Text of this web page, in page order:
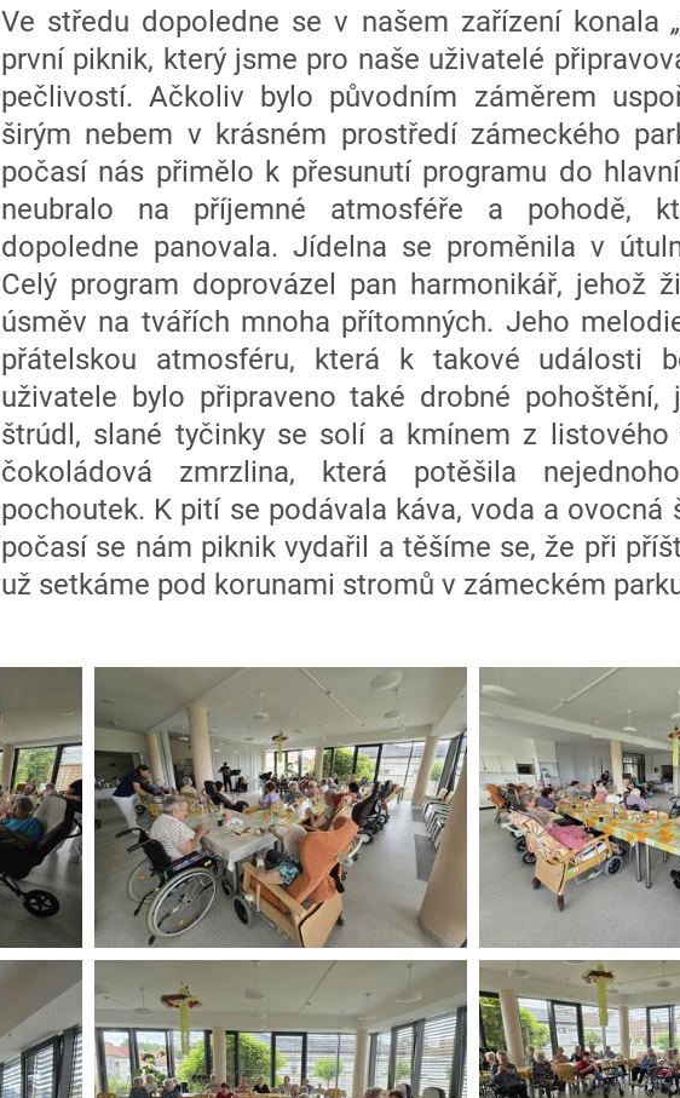
Ve středu dopoledne se v našem zařízení konala „
první piknik, který jsme pro naše uživatelé
pečlivostí. Ačkoliv bylo původním záměrem
širým nebem v krásném prostředí zámeckého
počasí nás přimělo k přesunutí programu do
neubralo na příjemné atmosféře a pohodě,
dopoledne panovala. Jídelna se proměnila v
Celý program doprovázel pan harmonikář, jehož
úsměv na tvářích mnoha přítomných. Jeho
přátelskou atmosféru, která k takové události
uživatele bylo připraveno také drobné pohoštění,
štrúdl, slané tyčinky se solí a kmínem z
čokoládová zmrzlina, která potěšila
pochoutek. K pití se podávala káva, voda a ovocná
počasí se nám piknik vydařil a těšíme se, že při
už setkáme pod korunami stromů v zámeckém